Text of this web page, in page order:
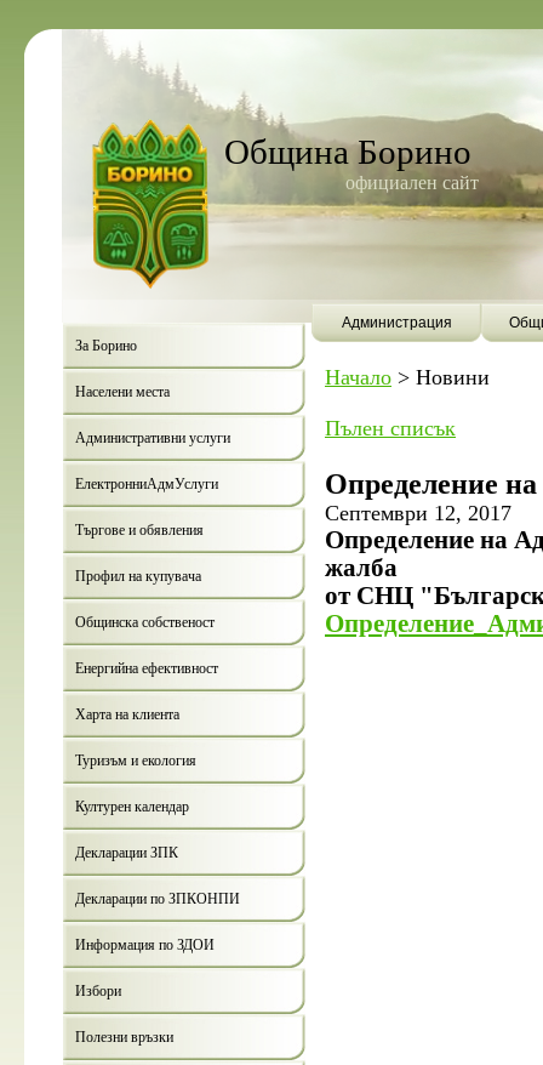
Община Борино
официален сайт
Администрация
За Борино
Населени места
Административни услуги
ЕлектронниАдмУслуги
Търгове и обявления
Профил на купувача
Общинска собственост
Енергийна ефективност
Харта на клиента
Туризъм и екология
Културен календар
Декларации ЗПК
Декларации по ЗПКОНПИ
Информация по ЗДОИ
Избори
Полезни връзки
Начало > Новини
Пълен списък
Определение
Септември 12, 2017
Определение на
жалба
от СНЦ